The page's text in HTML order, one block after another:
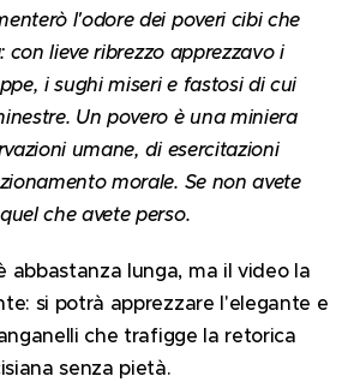
l'odore dei poveri cibi che
lieve ribrezzo apprezzavo i
i sughi miseri e fastosi di cui
Un povero è una miniera
umane, di esercitazioni
morale. Se non avete
che avete perso.
abbastanza lunga, ma il video la
si potrà apprezzare l'elegante e
che trafigge la retorica
senza pietà.